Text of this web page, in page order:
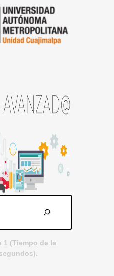
1 (Tiempo de la